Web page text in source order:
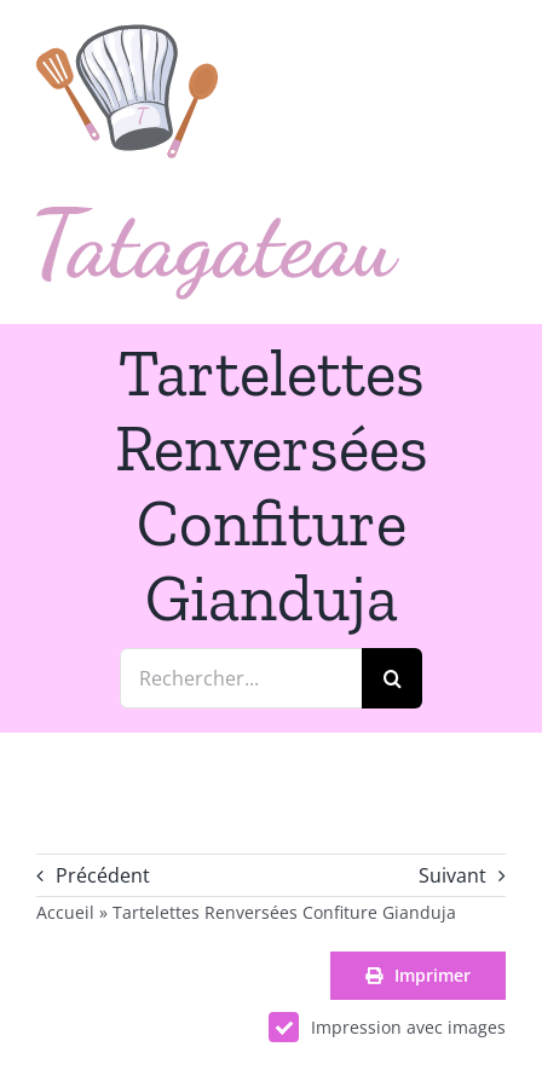
contenu
Tartelettes
Renversées
Confiture
Gianduja
Rechercher:
Précédent Suivant
Accueil » Tartelettes Renversées Confiture Gianduja
Imprimer
Impression avec images